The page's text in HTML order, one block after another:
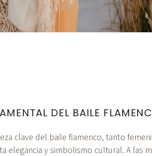
DEL BAILE
clave del baile flamenco, tanto
elegancia y simbolismo cultural. A las